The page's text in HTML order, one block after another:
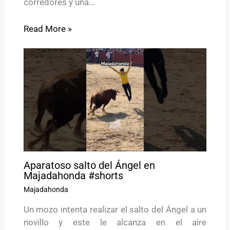
corredores y una…
Read More »
Aparatoso salto del Ángel en
Majadahonda #shorts
Majadahonda
Un mozo intenta realizar el salto del Ángel a un
novillo y este le alcanza en el aire